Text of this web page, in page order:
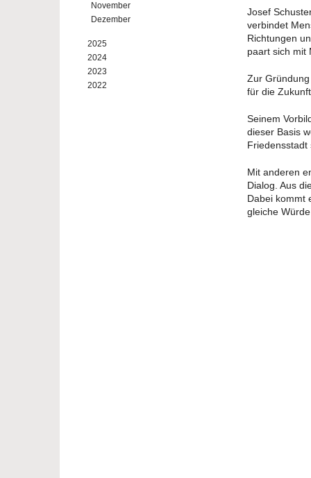
November
Dezember
2025
2024
2023
2022
Josef
verbindet
Richtungen
paart sich mit
Zur
für die
Seinem
dieser Basis
Friedensstadt
Mit anderen
Dialog. Aus
Dabei kommt
gleiche